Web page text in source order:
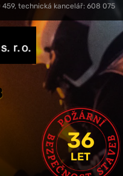
technická kancelář: 608 075
36
LET